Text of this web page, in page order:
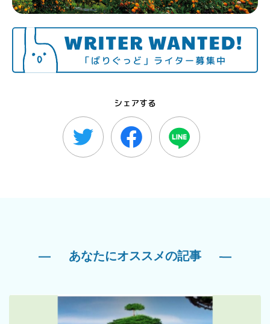
シェアする
あなたにオススメの記事